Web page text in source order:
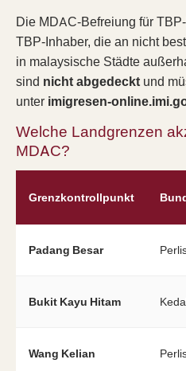
Die MDAC-Befreiung für
TBP-Inhaber, die an nicht
in malaysische Städte
sind nicht abgedeckt und
unter imigresen-
Welche Landgrenzen
MDAC?
Grenzkontrollpunkt
Padang Besar
Bukit Kayu Hitam
Wang Kelian